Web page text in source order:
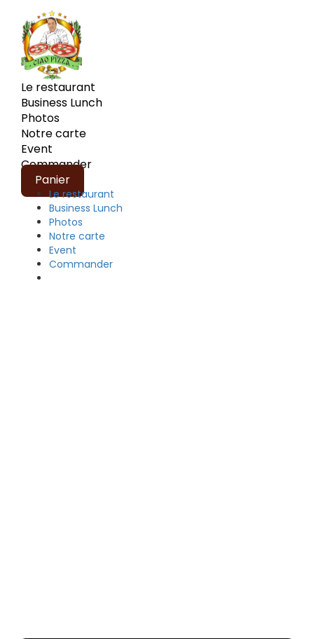
Le restaurant
Business Lunch
Photos
Notre carte
Event
Commander
Panier
Le restaurant
Business Lunch
Photos
Notre carte
Event
Commander